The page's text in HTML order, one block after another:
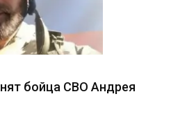
бойца СВО Андрея